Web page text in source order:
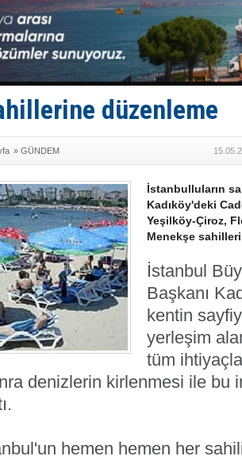
Türk
Deniz
DÖDER,
Fairline,
Baltık
Runit
Türk
düzenleme
» GÜNDEM
İstanbulluların
Kadıköy'deki
Yeşilköy-Çiroz,
Menekşe
İstanbul
Başkanı
kentin
yerleşim
tüm
denizlerin kirlenmesi ile bu
hemen hemen her